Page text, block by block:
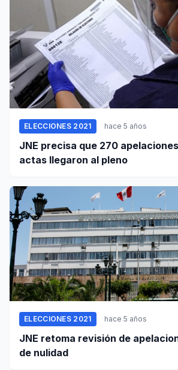
ELECCIONES 2021 hace 5 años
JNE precisa que 270
actas llegaron al pleno
ELECCIONES 2021 hace 5 años
JNE retoma revisión de
de nulidad